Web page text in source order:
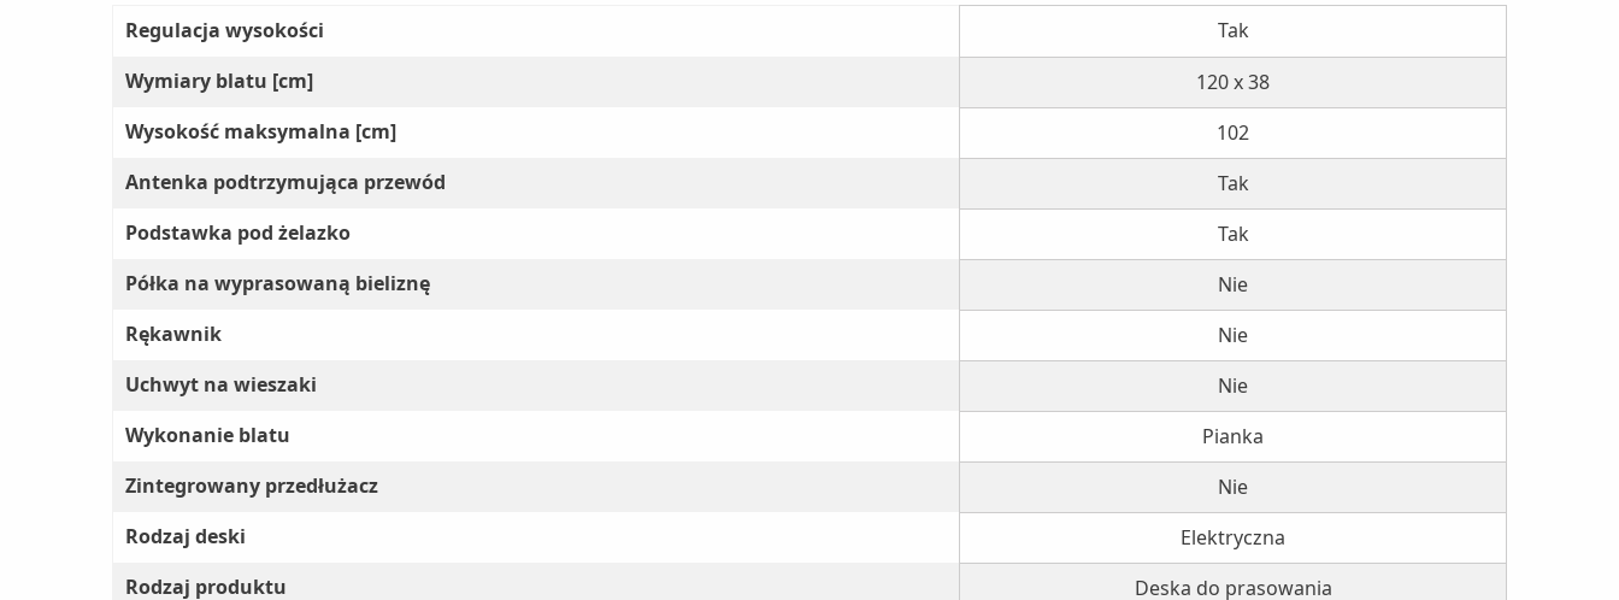
Regulacja wysokości
Tak
Wymiary blatu [cm]
120 x 38
Wysokość maksymalna [cm]
102
Antenka podtrzymująca przewód
Tak
Podstawka pod żelazko
Tak
Półka na wyprasowaną bieliznę
Nie
Rękawnik
Nie
Uchwyt na wieszaki
Nie
Wykonanie blatu
Pianka
Zintegrowany przedłużacz
Nie
Rodzaj deski
Elektryczna
Rodzaj produktu
Deska do prasowania